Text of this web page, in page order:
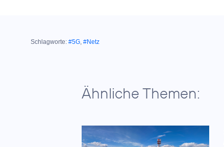
Schlagworte: #5G, #Netz
Ähnliche Themen: